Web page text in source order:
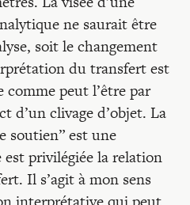
ne saurait être
soit le changement
du transfert est
peut l’être par
d’un clivage d’objet. La
soutien” est une
privilégiée la relation
Il s’agit à mon sens